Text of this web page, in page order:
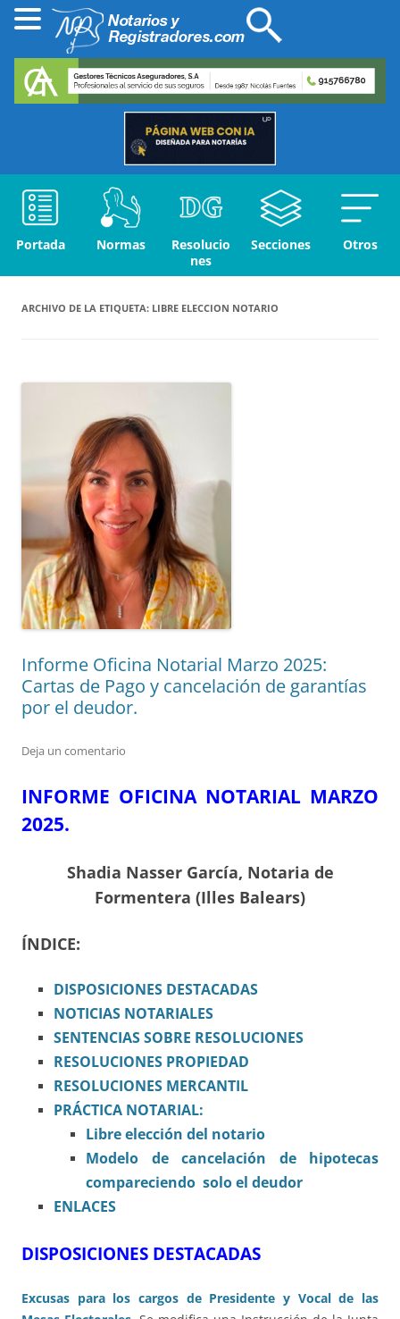
Portada Normas
Resolucio
nes
Secciones Otros
ARCHIVO DE LA ETIQUETA: LIBRE ELECCION NOTARIO
Informe Oficina Notarial Marzo 2025:
Cartas de Pago y cancelación de garantías
por el deudor.
Deja un comentario
INFORME OFICINA NOTARIAL MARZO
2025.
Shadia Nasser García, Notaria de
Formentera (Illes Balears)
ÍNDICE:
DISPOSICIONES DESTACADAS
NOTICIAS NOTARIALES
SENTENCIAS SOBRE RESOLUCIONES
RESOLUCIONES PROPIEDAD
RESOLUCIONES MERCANTIL
PRÁCTICA NOTARIAL:
Libre elección del notario
Modelo de cancelación de hipotecas
compareciendo solo el deudor
ENLACES
DISPOSICIONES DESTACADAS
Excusas para los cargos de Presidente y Vocal de las